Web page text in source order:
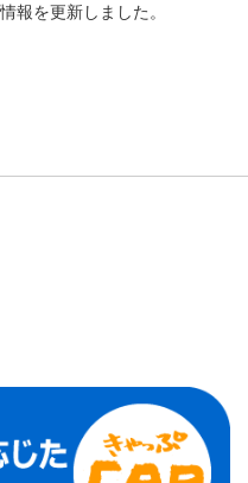
報を更新しました。